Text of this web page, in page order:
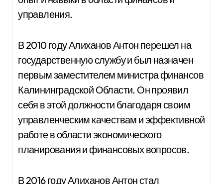
управления.
В 2010 году Алиханов Антон перешел на
государственную службу и был назначен
первым заместителем министра финансов
Калининградской Области. Он проявил
себя в этой должности благодаря своим
управленческим качествам и эффективной
работе в области экономического
планирования и финансовых вопросов.
В 2016 году Алиханов Антон стал